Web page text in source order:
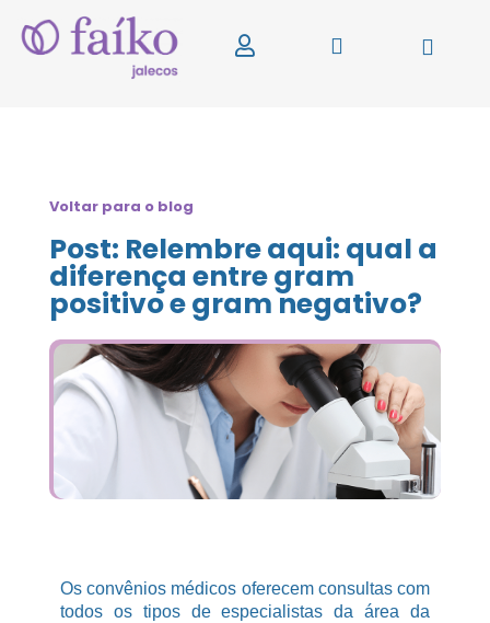
Voltar para o blog
Post: Relembre aqui: qual a
diferença entre gram
positivo e gram negativo?
Os convênios médicos oferecem consultas com
todos os tipos de especialistas da área da